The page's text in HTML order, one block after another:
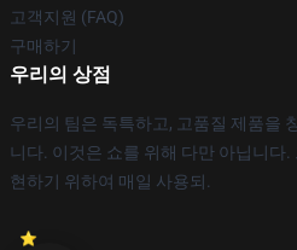
고객지원 (FAQ)
구매하기
우리의 상점
우리의 팀은 독특하고, 고품질 제품을
니다. 이것은 쇼를 위해 다만 아닙니다
현하기 위하여 매일 사용되.